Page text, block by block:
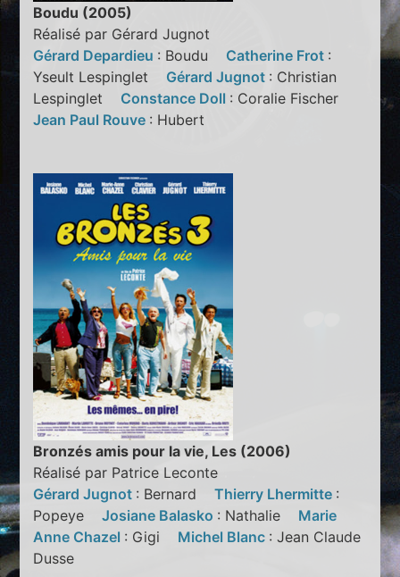
Boudu (2005)
Réalisé par Gérard Jugnot
Gérard Depardieu : Boudu Catherine Frot :
Yseult Lespinglet Gérard Jugnot : Christian
Lespinglet Constance Doll : Coralie Fischer
Jean Paul Rouve : Hubert
Bronzés amis pour la vie, Les (2006)
Réalisé par Patrice Leconte
Gérard Jugnot : BernardThierry Lhermitte :
PopeyeJosiane Balasko : Nathalie Marie
Anne Chazel : Gigi Michel Blanc : Jean Claude
Dusse